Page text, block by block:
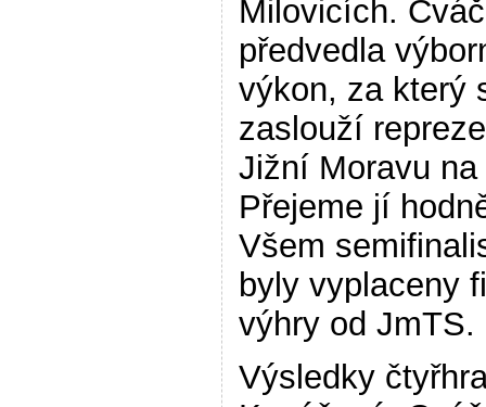
Milovicích.
předvedla
výkon, za který
zaslouží
Jižní Moravu na
Přejeme jí
Všem
byly vyplaceny
výhry od JmTS.
Výsledky